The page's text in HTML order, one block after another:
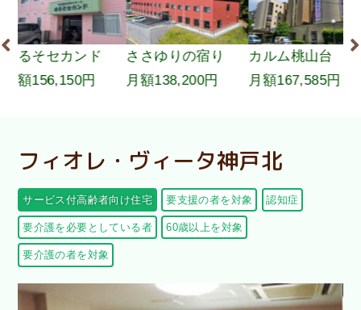
フィオレ・ヴィータ神戸北
サービス付高齢者向け住宅 要支援の者を対象 認知症
要介護を必要としている者 60歳以上を対象
要介護の者を対象
ンド
円
ささゆりの宿り
月額138,200円
カルム桃山台
月額167,585円
ルナハ
の街